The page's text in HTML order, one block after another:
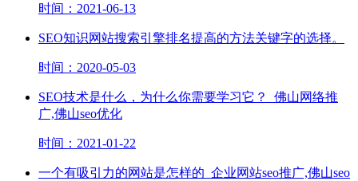
时间：2021-06-13
SEO知识网站搜索引擎排名提高的方法关键字的选择。
时间：2020-05-03
SEO技术是什么，为什么你需要学习它？_佛山网络推
广,佛山seo优化
时间：2021-01-22
一个有吸引力的网站是怎样的_企业网站seo推广,佛山seo